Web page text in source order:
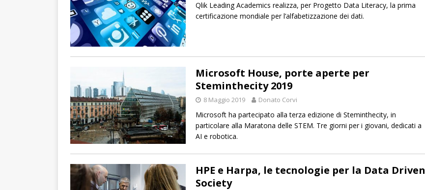
Qlik Leading Academics realizza, per Progetto Data Literacy, la prima
certificazione mondiale per l’alfabetizzazione dei dati.
Microsoft House, porte aperte per
Steminthecity 2019
8 Maggio 2019 Donato Corvi
Microsoft ha partecipato alla terza edizione di Steminthecity, in
particolare alla Maratona delle STEM. Tre giorni per i giovani, dedicati a
AI e robotica.
HPE e Harpa, le tecnologie per la Data Driven
Society